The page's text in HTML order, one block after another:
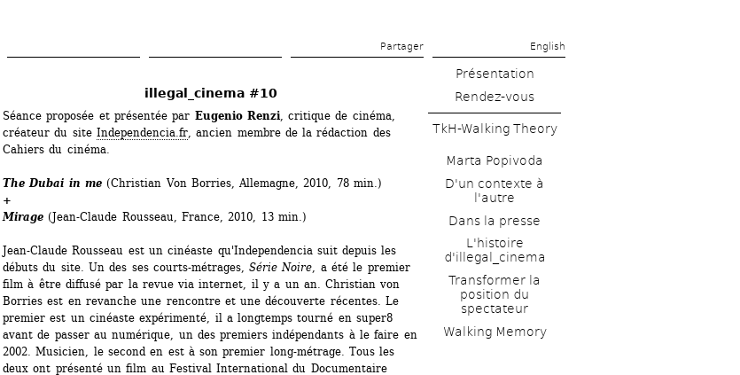
contenu
Partager English
illegal_cinema #10
Séance proposée et présentée par Eugenio Renzi, critique de cinéma,
créateur du site Independencia.fr, ancien membre de la rédaction des
Cahiers du cinéma.
The Dubai in me (Christian Von Borries, Allemagne, 2010, 78 min.)
+
Mirage (Jean-Claude Rousseau, France, 2010, 13 min.)
Jean-Claude Rousseau est un cinéaste qu'Independencia suit depuis les
débuts du site. Un des ses courts-métrages, Série Noire, a été le premier
film à être diffusé par la revue via internet, il y a un an. Christian von
Borries est en revanche une rencontre et une découverte récentes. Le
premier est un cinéaste expérimenté, il a longtemps tourné en super8
avant de passer au numérique, un des premiers indépendants à le faire en
2002. Musicien, le second en est à son premier long-métrage. Tous les
deux ont présenté un film au Festival International du Documentaire
Présentation
Rendez-vous
TkH-Walking Theory
Marta Popivoda
D'un contexte à
l'autre
Dans la presse
L'histoire
d'illegal_cinema
Transformer la
position du
spectateur
Walking Memory